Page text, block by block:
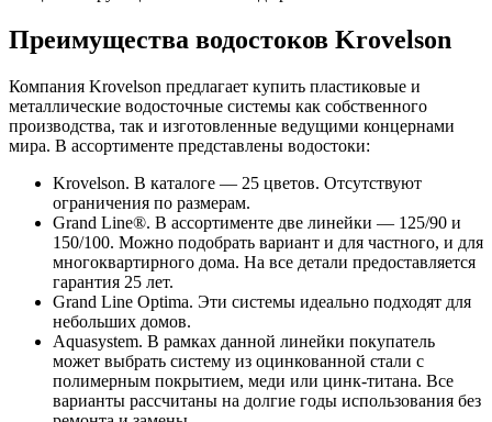
Преимущества водостоков Krovelson
Компания Krovelson предлагает купить пластиковые и
металлические водосточные системы как собственного
производства, так и изготовленные ведущими концернами
мира. В ассортименте представлены водостоки:
Krovelson. В каталоге — 25 цветов. Отсутствуют
ограничения по размерам.
Grand Line®. В ассортименте две линейки — 125/90 и
150/100. Можно подобрать вариант и для частного, и для
многоквартирного дома. На все детали предоставляется
гарантия 25 лет.
Grand Line Optima. Эти системы идеально подходят для
небольших домов.
Aquasystem. В рамках данной линейки покупатель
может выбрать систему из оцинкованной стали с
полимерным покрытием, меди или цинк-титана. Все
варианты рассчитаны на долгие годы использования без